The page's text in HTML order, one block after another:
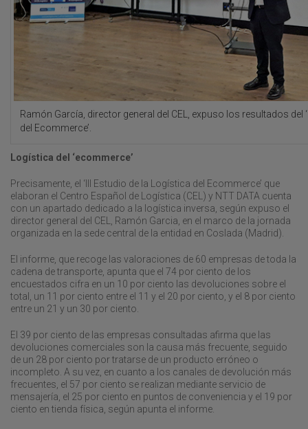
Ramón García, director general del CEL, expuso los resultados del
del Ecommerce’.
Logística del ‘ecommerce’
Precisamente, el ‘III Estudio de la Logística del Ecommerce’ que
elaboran el Centro Español de Logística (CEL) y NTT DATA cuenta
con un apartado dedicado a la logística inversa, según expuso el
director general del CEL, Ramón Garcia, en el marco de la jornada
organizada en la sede central de la entidad en Coslada (Madrid).
El informe, que recoge las valoraciones de 60 empresas de toda la
cadena de transporte, apunta que el 74 por ciento de los
encuestados cifra en un 10 por ciento las devoluciones sobre el
total, un 11 por ciento entre el 11 y el 20 por ciento, y el 8 por ciento
entre un 21 y un 30 por ciento.
El 39 por ciento de las empresas consultadas afirma que las
devoluciones comerciales son la causa más frecuente, seguido
de un 28 por ciento por tratarse de un producto erróneo o
incompleto. A su vez, en cuanto a los canales de devolución más
frecuentes, el 57 por ciento se realizan mediante servicio de
mensajería, el 25 por ciento en puntos de conveniencia y el 19 por
ciento en tienda física, según apunta el informe.